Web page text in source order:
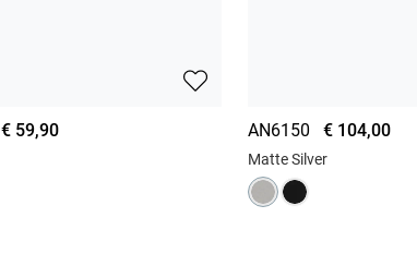
€ 59,90 AN6150 € 104,00
Matte Silver